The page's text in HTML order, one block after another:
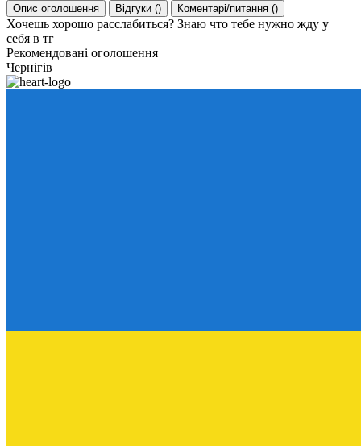
Опис оголошення Відгуки () Коментарі/питання ()
Хочешь хорошо расслабиться? Знаю что тебе нужно жду у
себя в тг
Рекомендовані оголошення
Чернігів